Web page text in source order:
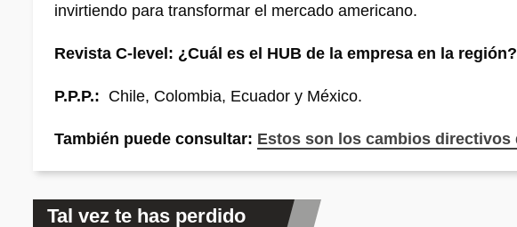
invirtiendo para transformar el mercado americano.
Revista C-level: ¿Cuál es el HUB de la empresa en la región?
P.P.P.: Chile, Colombia, Ecuador y México.
También puede consultar: Estos son los cambios directivos
Tal vez te has perdido